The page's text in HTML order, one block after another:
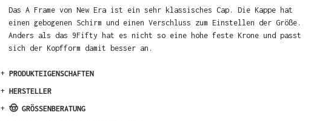
Das A Frame von New Era ist ein sehr klassisches Cap. Die Kappe hat
einen gebogenen Schirm und einen Verschluss zum Einstellen der Größe.
Anders als das 9Fifty hat es nicht so eine hohe feste Krone und passt
sich der Kopfform damit besser an.
+ PRODUKTEIGENSCHAFTEN
+ HERSTELLER
+ 🤠 GRÖSSENBERATUNG